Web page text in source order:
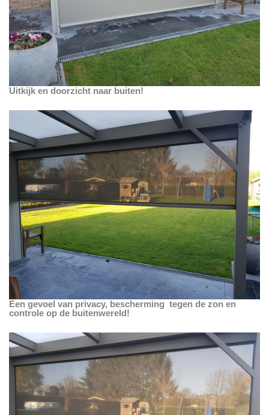
Uitkijk en doorzicht naar buiten!
Een gevoel van privacy, bescherming tegen de zon en
controle op de buitenwereld!